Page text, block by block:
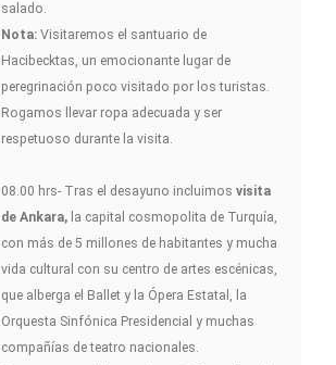
salado.
Nota: Visitaremos el santuario de
Hacibecktas, un emocionante lugar de
peregrinación poco visitado por los turistas.
Rogamos llevar ropa adecuada y ser
respetuoso durante la visita.
08.00 hrs- Tras el desayuno incluimos visita
de Ankara, la capital cosmopolita de Turquía,
con más de 5 millones de habitantes y mucha
vida cultural con su centro de artes escénicas,
que alberga el Ballet y la Ópera Estatal, la
Orquesta Sinfónica Presidencial y muchas
compañías de teatro nacionales.